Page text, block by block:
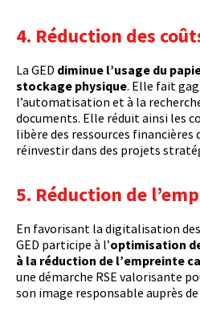
4. Réduction des
La GED diminue l’usage du
stockage physique. Elle fait
l’automatisation et à la
documents. Elle réduit ainsi les
libère des ressources financières
réinvestir dans des projets
5. Réduction de
En favorisant la digitalisation
GED participe à l’optimisation
à la réduction de l’empreinte
une démarche RSE valorisante
son image responsable auprès